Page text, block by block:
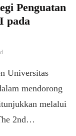
Penguatan
pada
Universitas
mendorong
melalui
2nd…